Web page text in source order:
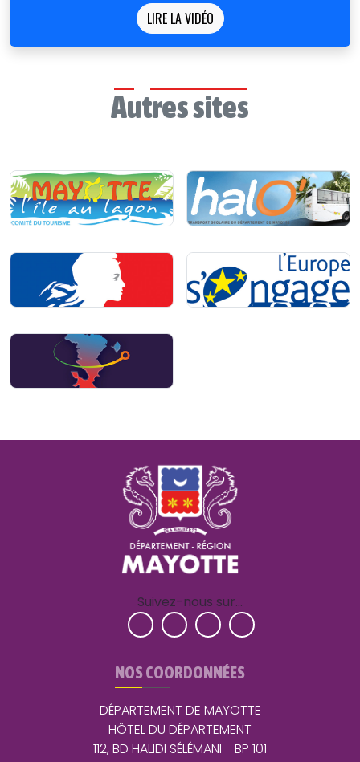
LIRE LA VIDÉO
Autres sites
Suivez-nous sur…
NOS COORDONNÉES
DÉPARTEMENT DE MAYOTTE
HÔTEL DU DÉPARTEMENT
112, BD HALIDI SÉLÉMANI - BP 101